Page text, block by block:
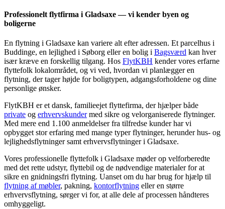
Professionelt flytfirma i Gladsaxe — vi kender byen og
boligerne
En flytning i Gladsaxe kan variere alt efter adressen. Et parcelhus i
Buddinge, en lejlighed i Søborg eller en bolig i Bagsværd kan hver
især kræve en forskellig tilgang. Hos FlytKBH kender vores erfarne
flyttefolk lokalområdet, og vi ved, hvordan vi planlægger en
flytning, der tager højde for boligtypen, adgangsforholdene og dine
personlige ønsker.
FlytKBH er et dansk, familieejet flyttefirma, der hjælper både
private og erhvervskundermed sikre og velorganiserede flytninger.
Med mere end 1.100 anmeldelser fra tilfredse kunder har vi
opbygget stor erfaring med mange typer flytninger, herunder hus- og
lejlighedsflytninger samt erhvervsflytninger i Gladsaxe.
Vores professionelle flyttefolk i Gladsaxe møder op velforberedte
med det rette udstyr, flyttebil og de nødvendige materialer for at
sikre en gnidningsfri flytning. Uanset om du har brug for hjælp til
flytning af møbler, pakning, kontorflytning eller en større
erhvervsflytning, sørger vi for, at alle dele af processen håndteres
omhyggeligt.